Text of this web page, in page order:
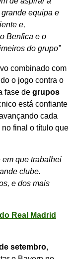
equipa e
e,
Benfica e o
do grupo”
combinado com
o jogo contra o
fase de grupos
está confiante
cada
final o título que
em que trabalhei
clube.
e dos mais
Real Madrid
setembro,